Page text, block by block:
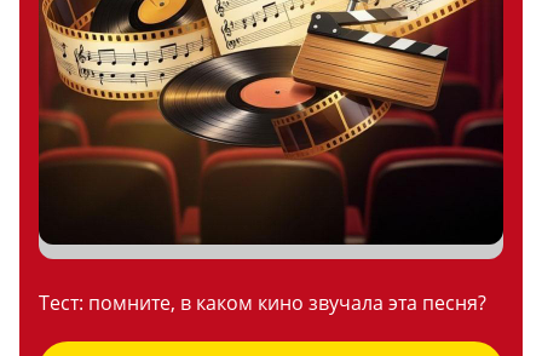
Тест: помните, в каком кино звучала эта песня?